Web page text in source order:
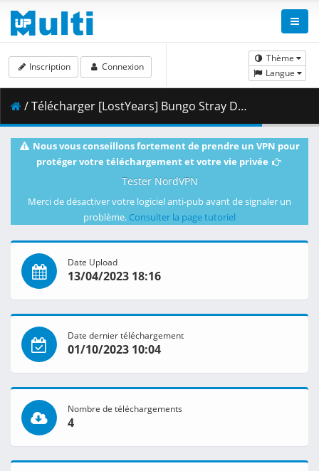
Thème
Langue
Inscription Connexion
/ Télécharger [LostYears] Bungo Stray Dogs - S04E06 (WEB 1080p Hi10 AAC E-AC-3) [2D239138].mkv.001 ( 373.09 MB )
Nous vous conseillons fortement de prendre un VPN pour
protéger votre téléchargement et votre vie privée
Tester NordVPN
Merci de désactiver votre logiciel anti-pub avant de signaler un
problème. Consulter la page tutoriel
Date Upload
13/04/2023 18:16
Date dernier téléchargement
01/10/2023 10:04
Nombre de téléchargements
4